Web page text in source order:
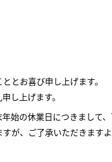
とお喜び申し上げます。
し上げます。
始の休業日につきまして
が、ご了承いただきますよ